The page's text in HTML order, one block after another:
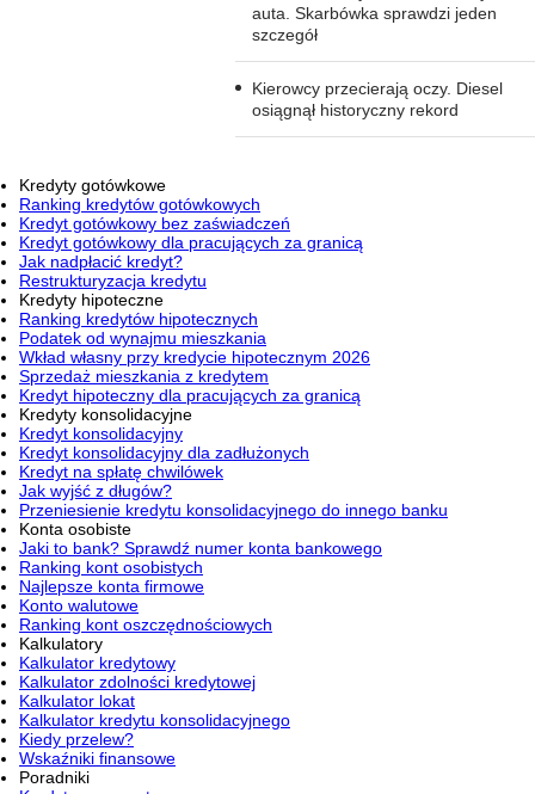
auta. Skarbówka sprawdzi jeden
szczegół
Kierowcy przecierają oczy. Diesel
osiągnął historyczny rekord
Kredyty gotówkowe
Ranking kredytów gotówkowych
Kredyt gotówkowy bez zaświadczeń
Kredyt gotówkowy dla pracujących za granicą
Jak nadpłacić kredyt?
Restrukturyzacja kredytu
Kredyty hipoteczne
Ranking kredytów hipotecznych
Podatek od wynajmu mieszkania
Wkład własny przy kredycie hipotecznym 2026
Sprzedaż mieszkania z kredytem
Kredyt hipoteczny dla pracujących za granicą
Kredyty konsolidacyjne
Kredyt konsolidacyjny
Kredyt konsolidacyjny dla zadłużonych
Kredyt na spłatę chwilówek
Jak wyjść z długów?
Przeniesienie kredytu konsolidacyjnego do innego banku
Konta osobiste
Jaki to bank? Sprawdź numer konta bankowego
Ranking kont osobistych
Najlepsze konta firmowe
Konto walutowe
Ranking kont oszczędnościowych
Kalkulatory
Kalkulator kredytowy
Kalkulator zdolności kredytowej
Kalkulator lokat
Kalkulator kredytu konsolidacyjnego
Kiedy przelew?
Wskaźniki finansowe
Poradniki